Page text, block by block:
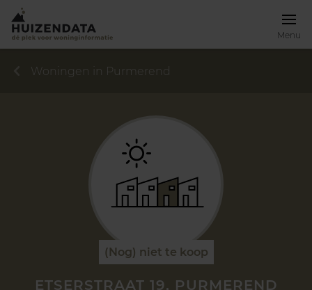
Menu
Woningen in Purmerend
(Nog) niet te koop
ETSERSTRAAT 19, PURMEREND